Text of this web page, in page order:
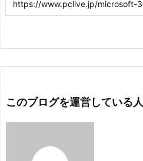
このブログを運営している人